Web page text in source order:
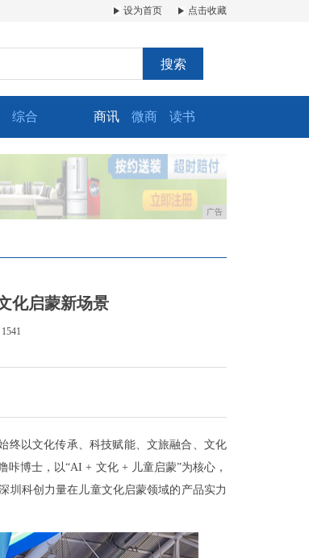
设为首页 点击收藏
搜索
综合 商讯 微商 读书
广告
化启蒙新场景
以文化传承、科技赋能、文旅融合、文化
博士，以“AI + 文化 + 儿童启蒙”为核心，
圳科创力量在儿童文化启蒙领域的产品实力